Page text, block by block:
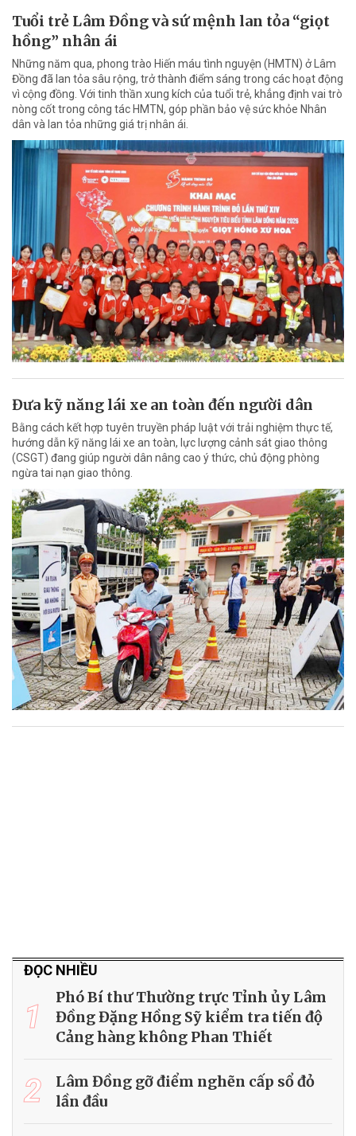
Tuổi trẻ Lâm Đồng và sứ mệnh lan tỏa “giọt
hồng” nhân ái
Những năm qua, phong trào Hiến máu tình nguyện (HMTN) ở Lâm
Đồng đã lan tỏa sâu rộng, trở thành điểm sáng trong các hoạt động
vì cộng đồng. Với tinh thần xung kích của tuổi trẻ, khẳng định vai trò
nòng cốt trong công tác HMTN, góp phần bảo vệ sức khỏe Nhân
dân và lan tỏa những giá trị nhân ái.
Đưa kỹ năng lái xe an toàn đến người dân
Bằng cách kết hợp tuyên truyền pháp luật với trải nghiệm thực tế,
hướng dẫn kỹ năng lái xe an toàn, lực lượng cảnh sát giao thông
(CSGT) đang giúp người dân nâng cao ý thức, chủ động phòng
ngừa tai nạn giao thông.
ĐỌC NHIỀU
1
Phó Bí thư Thường trực Tỉnh ủy Lâm
Đồng Đặng Hồng Sỹ kiểm tra tiến độ
Cảng hàng không Phan Thiết
2
Lâm Đồng gỡ điểm nghẽn cấp sổ đỏ
lần đầu